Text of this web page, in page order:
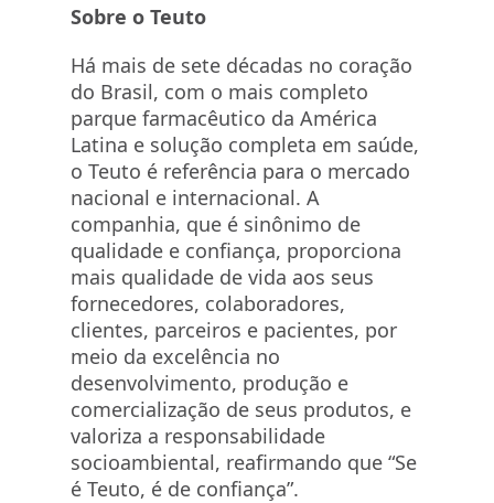
Sobre o Teuto
Há mais de sete décadas no coração
do Brasil, com o mais completo
parque farmacêutico da América
Latina e solução completa em saúde,
o Teuto é referência para o mercado
nacional e internacional. A
companhia, que é sinônimo de
qualidade e confiança, proporciona
mais qualidade de vida aos seus
fornecedores, colaboradores,
clientes, parceiros e pacientes, por
meio da excelência no
desenvolvimento, produção e
comercialização de seus produtos, e
valoriza a responsabilidade
socioambiental, reafirmando que “Se
é Teuto, é de confiança”.